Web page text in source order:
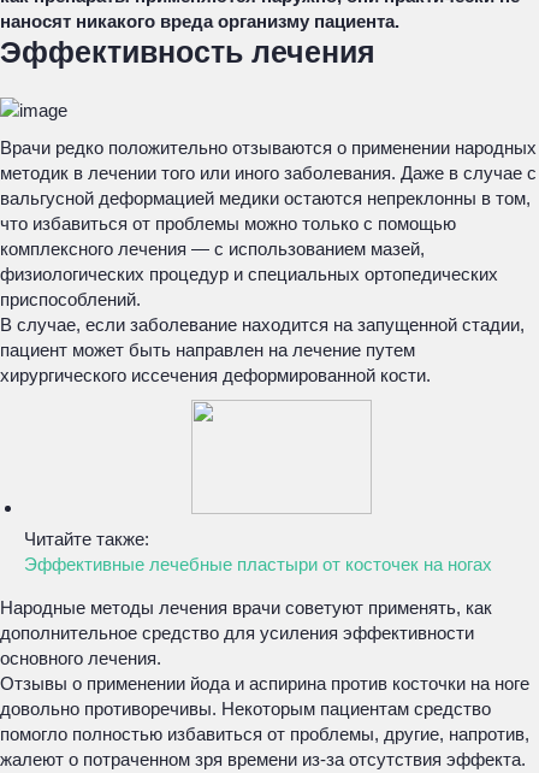
наносят никакого вреда организму пациента.
Эффективность лечения
Врачи редко положительно отзываются о применении народных
методик в лечении того или иного заболевания. Даже в случае с
вальгусной деформацией медики остаются непреклонны в том,
что избавиться от проблемы можно только с помощью
комплексного лечения — с использованием мазей,
физиологических процедур и специальных ортопедических
приспособлений.
В случае, если заболевание находится на запущенной стадии,
пациент может быть направлен на лечение путем
хирургического иссечения деформированной кости.
Читайте также:
Эффективные лечебные пластыри от косточек на ногах
Народные методы лечения врачи советуют применять, как
дополнительное средство для усиления эффективности
основного лечения.
Отзывы о применении йода и аспирина против косточки на ноге
довольно противоречивы. Некоторым пациентам средство
помогло полностью избавиться от проблемы, другие, напротив,
жалеют о потраченном зря времени из-за отсутствия эффекта.